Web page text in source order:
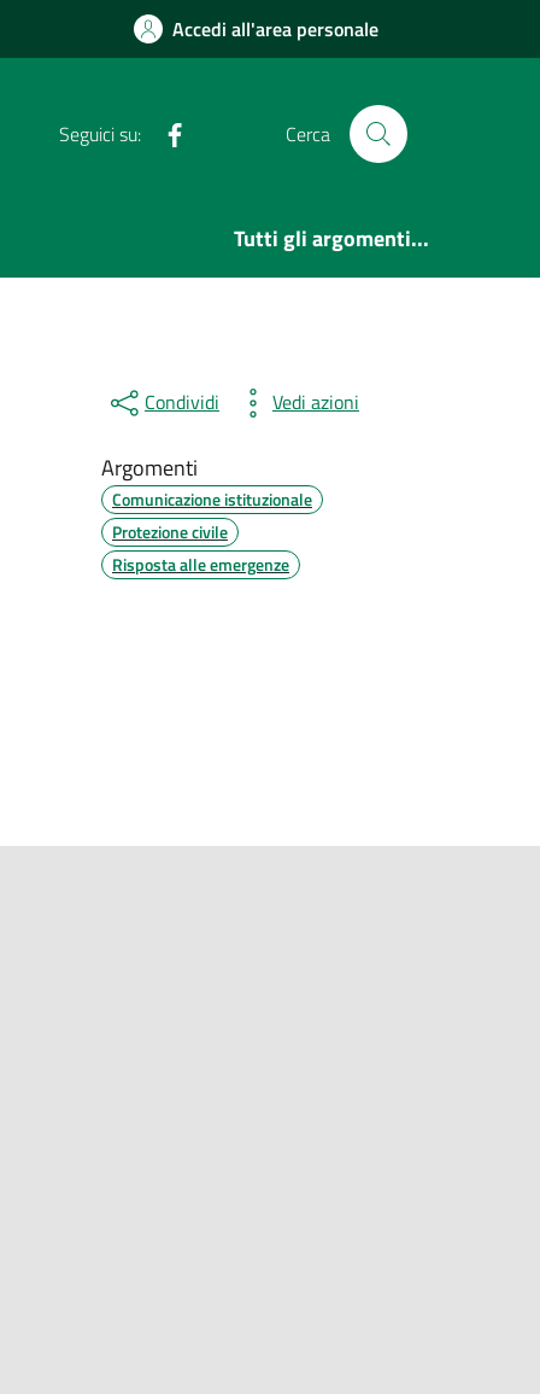
Accedi all'area personale
Seguici su: Cerca
Tutti gli argomenti...
Condividi Vedi azioni
Argomenti
Comunicazione istituzionale
Protezione civile
Risposta alle emergenze